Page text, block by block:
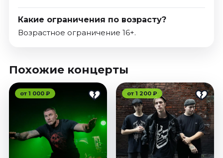
Какие ограничения по возрасту?
Возрастное ограничение 16+.
Похожие концерты
от 1 000 ₽ от 1 200 ₽